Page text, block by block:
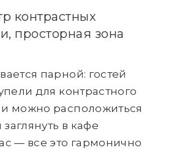
контрастных
просторная зона
парной: гостей
для контрастного
можно расположиться
в кафе
— все это гармонично